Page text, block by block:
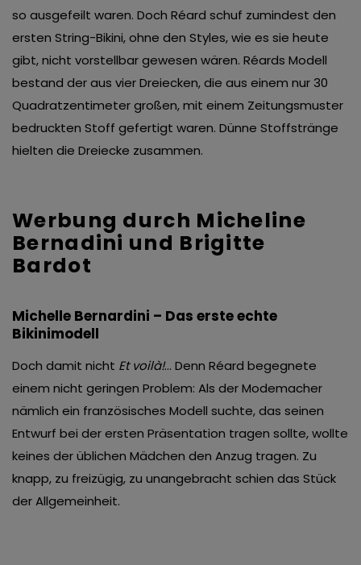
so ausgefeilt waren. Doch Réard schuf zumindest den
ersten String-Bikini, ohne den Styles, wie es sie heute
gibt, nicht vorstellbar gewesen wären. Réards Modell
bestand der aus vier Dreiecken, die aus einem nur 30
Quadratzentimeter großen, mit einem Zeitungsmuster
bedruckten Stoff gefertigt waren. Dünne Stoffstränge
hielten die Dreiecke zusammen.
Werbung durch Micheline
Bernadini und Brigitte
Bardot
Michelle Bernardini – Das erste echte
Bikinimodell
Doch damit nicht Et voilà!… Denn Réard begegnete
einem nicht geringen Problem: Als der Modemacher
nämlich ein französisches Modell suchte, das seinen
Entwurf bei der ersten Präsentation tragen sollte, wollte
keines der üblichen Mädchen den Anzug tragen. Zu
knapp, zu freizügig, zu unangebracht schien das Stück
der Allgemeinheit.